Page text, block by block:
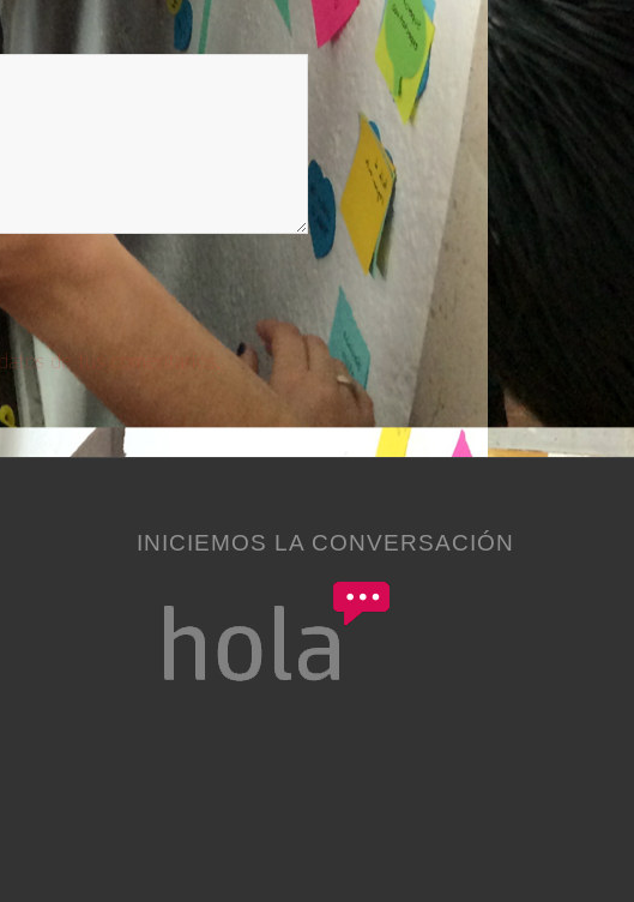
de tus comentarios.
INICIEMOS LA CONVERSACIÓN